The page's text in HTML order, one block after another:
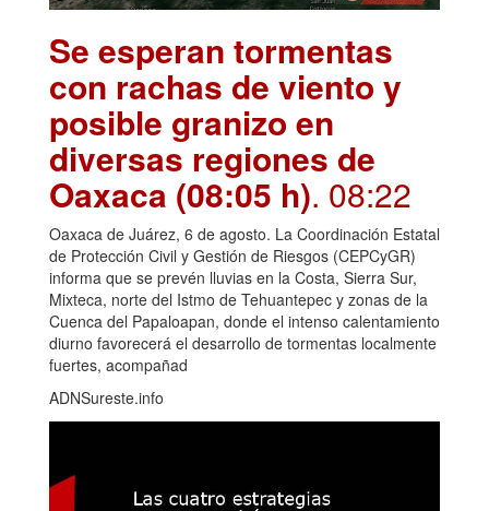
Se esperan tormentas
con rachas de viento y
posible granizo en
diversas regiones de
Oaxaca (08:05 h). 08:22
Oaxaca de Juárez, 6 de agosto. La Coordinación Estatal
de Protección Civil y Gestión de Riesgos (CEPCyGR)
informa que se prevén lluvias en la Costa, Sierra Sur,
Mixteca, norte del Istmo de Tehuantepec y zonas de la
Cuenca del Papaloapan, donde el intenso calentamiento
diurno favorecerá el desarrollo de tormentas localmente
fuertes, acompañad
ADNSureste.info